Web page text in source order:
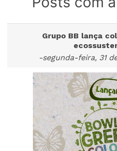
Grupo BB lança
-segunda-feira, 31